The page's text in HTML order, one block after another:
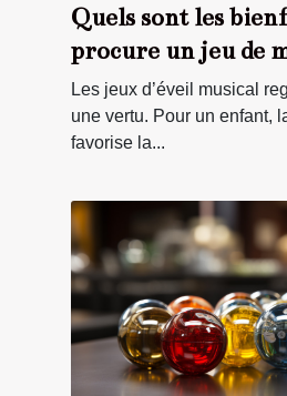
Quels sont les
procure un jeu de
Les jeux d’éveil musical
une vertu. Pour un enfant,
favorise la...